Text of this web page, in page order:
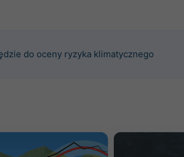
do oceny ryzyka klimatycznego